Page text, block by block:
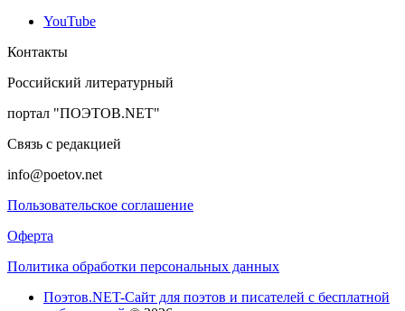
YouTube
Контакты
Российский литературный
портал "ПОЭТОВ.NET"
Связь с редакцией
info@poetov.net
Пользовательское соглашение
Оферта
Политика обработки персональных данных
Поэтов.NET-Сайт для поэтов и писателей с бесплатной